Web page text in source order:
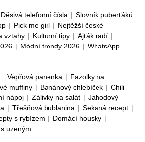
Děsivá telefonní čísla | Slovník puberťáků
| Pick me girl | Nejtěžší české
vztahy | Kulturní tipy | Ajťák radí |
| Módní trendy 2026 | WhatsApp
Vepřová panenka | Fazolky na
muffiny | Banánový chlebíček | Chili
nápoj | Zálivky na salát | Jahodový
| Třešňová bublanina | Sekaná recept |
s rybízem | Domácí housky |
uzeným